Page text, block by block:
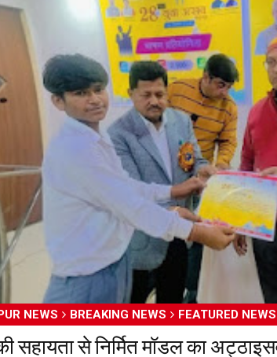
NEWS BREAKING NEWS FEATURED NEWS
सहायता से निर्मित मॉडल का